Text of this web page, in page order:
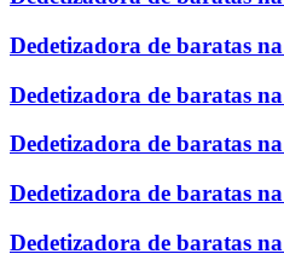
Dedetizadora de baratas
Dedetizadora de baratas
Dedetizadora de baratas
Dedetizadora de baratas
Dedetizadora de baratas